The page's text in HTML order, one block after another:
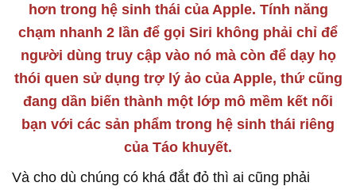
hơn trong hệ sinh thái của Apple. Tính năng
chạm nhanh 2 lần để gọi Siri không phải chỉ để
người dùng truy cập vào nó mà còn để dạy họ
thói quen sử dụng trợ lý ảo của Apple, thứ cũng
đang dần biến thành một lớp mô mềm kết nối
bạn với các sản phẩm trong hệ sinh thái riêng
của Táo khuyết.
Và cho dù chúng có khá đắt đỏ thì ai cũng phải